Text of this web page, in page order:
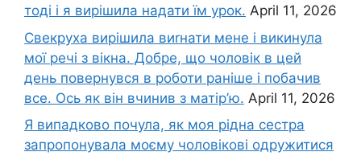
тоді і я вирішила надати їм урок. April 11, 2026
Свекруха вирішила виrнати мене і викинула
мої речі з вікна. Добре, що чоловік в цей
день повернувся в роботи раніше і побачив
все. Ось як він вчинив з матір’ю. April 11, 2026
Я випадково почула, як моя рідна сестра
запропонувала моєму чоловікові одружитися